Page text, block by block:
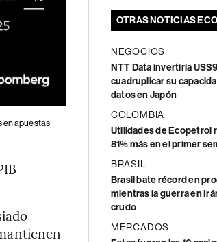
en apuestas
OTRAS NOTICIAS
NEGOCIOS
NTT Data invertiría
cuadruplicar su
datos en Japón
COLOMBIA
Utilidades de Ecopetrol
81% más en el primer
BRASIL
Brasil bate récord en
mientras la guerra en
crudo
MERCADOS